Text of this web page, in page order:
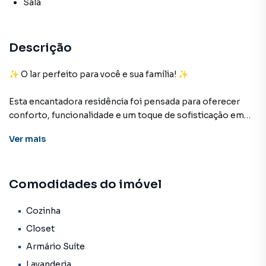
Sala
Descrição
✨ O lar perfeito para você e sua família! ✨
Esta encantadora residência foi pensada para oferecer
conforto, funcionalidade e um toque de sofisticação em
🛋️ Sala aconchegante com painel para TV
🛏️ Suíte com closet
🍳 Cozinha planejada
(sistema com 6 folhas deslizantes)
Ver mais
Comodidades do imóvel
Cozinha
Closet
Armário Suíte